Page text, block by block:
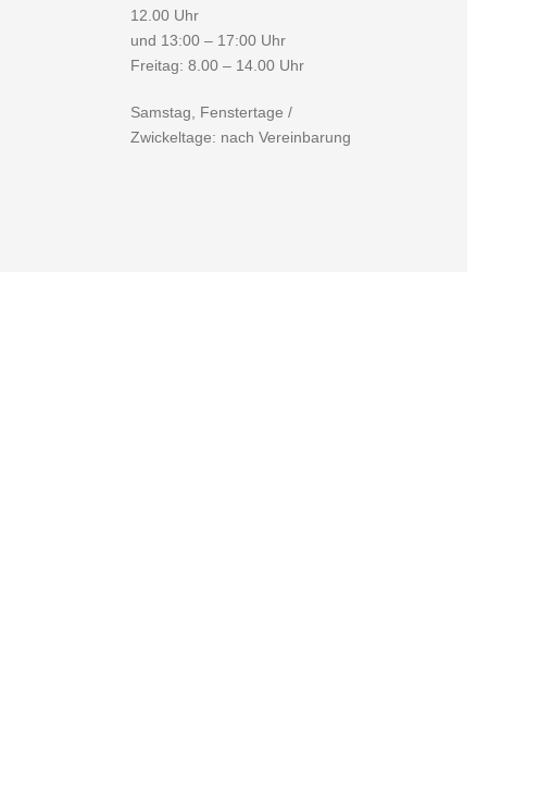
12.00 Uhr
und 13:00 – 17:00 Uhr
Freitag: 8.00 – 14.00 Uhr
Samstag, Fenstertage /
Zwickeltage: nach Vereinbarung